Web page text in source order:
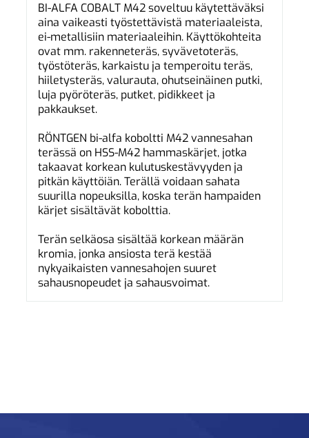
BI-ALFA COBALT M42 soveltuu käytettäväksi
aina vaikeasti työstettävistä materiaaleista,
ei-metallisiin materiaaleihin. Käyttökohteita
ovat mm. rakenneteräs, syvävetoteräs,
työstöteräs, karkaistu ja temperoitu teräs,
hiiletysteräs, valurauta, ohutseinäinen putki,
luja pyöröteräs, putket, pidikkeet ja
pakkaukset.
RÖNTGEN bi-alfa koboltti M42 vannesahan
terässä on HSS-M42 hammaskärjet, jotka
takaavat korkean kulutuskestävyyden ja
pitkän käyttöiän. Terällä voidaan sahata
suurilla nopeuksilla, koska terän hampaiden
kärjet sisältävät kobolttia.
Terän selkäosa sisältää korkean määrän
kromia, jonka ansiosta terä kestää
nykyaikaisten vannesahojen suuret
sahausnopeudet ja sahausvoimat.